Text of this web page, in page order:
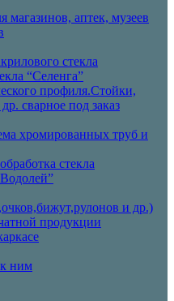
аптек, музеев
стекла
“Селенга”
профиля.Стойки,
сварное под заказ
хромированных труб и
стекла
и др.)
продукции
ним